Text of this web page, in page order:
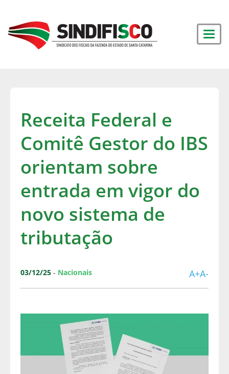
Receita Federal e
Comitê Gestor do IBS
orientam sobre
entrada em vigor do
novo sistema de
tributação
03/12/25 - Nacionais A+A-